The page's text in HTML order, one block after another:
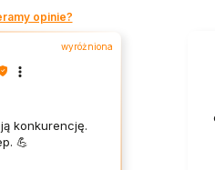
opinie?
wyróżniona
konkurencję.
💪